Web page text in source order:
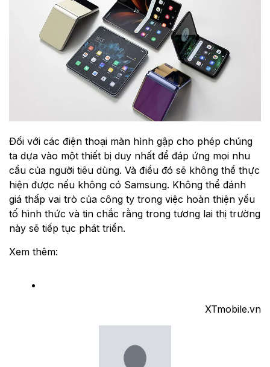
Đối với các điện thoại màn hình gập cho phép chúng
ta dựa vào một thiết bị duy nhất để đáp ứng mọi nhu
cầu của người tiêu dùng. Và điều đó sẽ không thể thực
hiện được nếu không có Samsung. Không thể đánh
giá thấp vai trò của công ty trong việc hoàn thiện yếu
tố hình thức và tin chắc rằng trong tương lai thị trường
này sẽ tiếp tục phát triển.
Xem thêm:
XTmobile.vn